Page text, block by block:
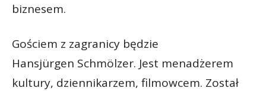
biznesem.
Gościem z zagranicy będzie
Hansjürgen Schmölzer. Jest menadżerem
kultury, dziennikarzem, filmowcem. Został